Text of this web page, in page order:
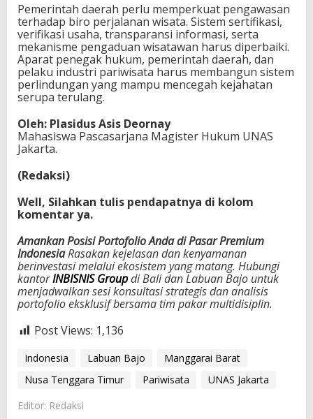
Pemerintah daerah perlu memperkuat pengawasan
terhadap biro perjalanan wisata. Sistem sertifikasi,
verifikasi usaha, transparansi informasi, serta
mekanisme pengaduan wisatawan harus diperbaiki.
Aparat penegak hukum, pemerintah daerah, dan
pelaku industri pariwisata harus membangun sistem
perlindungan yang mampu mencegah kejahatan
serupa terulang.
Oleh: Plasidus Asis Deornay
Mahasiswa Pascasarjana Magister Hukum UNAS
Jakarta.
(Redaksi)
Well, Silahkan tulis pendapatnya di kolom
komentar ya.
Amankan Posisi Portofolio Anda di Pasar Premium
IndonesiaRasakan kejelasan dan kenyamanan
berinvestasi melalui ekosistem yang matang. Hubungi
kantorINBISNIS Groupdi Bali dan Labuan Bajo untuk
menjadwalkan sesi konsultasi strategis dan analisis
portofolio eksklusif bersama tim pakar multidisiplin.
Post Views: 1,136
Indonesia Labuan Bajo
Manggarai Barat
Nusa Tenggara Timur
Pariwisata
UNAS Jakarta
Editor: Redaksi